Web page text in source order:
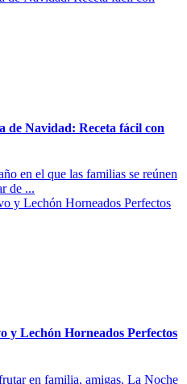
de Navidad: Receta fácil con
en el que las familias se reúnen
de ...
y Lechón Horneados Perfectos
en familia, amigas. La Noche